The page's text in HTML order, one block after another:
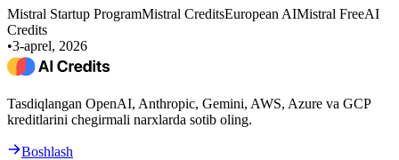
Mistral Startup ProgramMistral CreditsEuropean AIMistral FreeAI
Credits
•3-aprel, 2026
Tasdiqlangan OpenAI, Anthropic, Gemini, AWS, Azure va GCP
kreditlarini chegirmali narxlarda sotib oling.
Boshlash